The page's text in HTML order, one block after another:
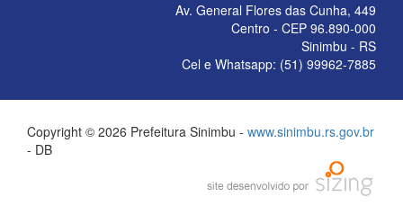
Av. General Flores das Cunha, 449
Centro - CEP 96.890-000
Sinimbu - RS
Cel e Whatsapp: (51) 99962-7885
Copyright © 2026 Prefeitura Sinimbu - www.sinimbu.rs.gov.br
- DB